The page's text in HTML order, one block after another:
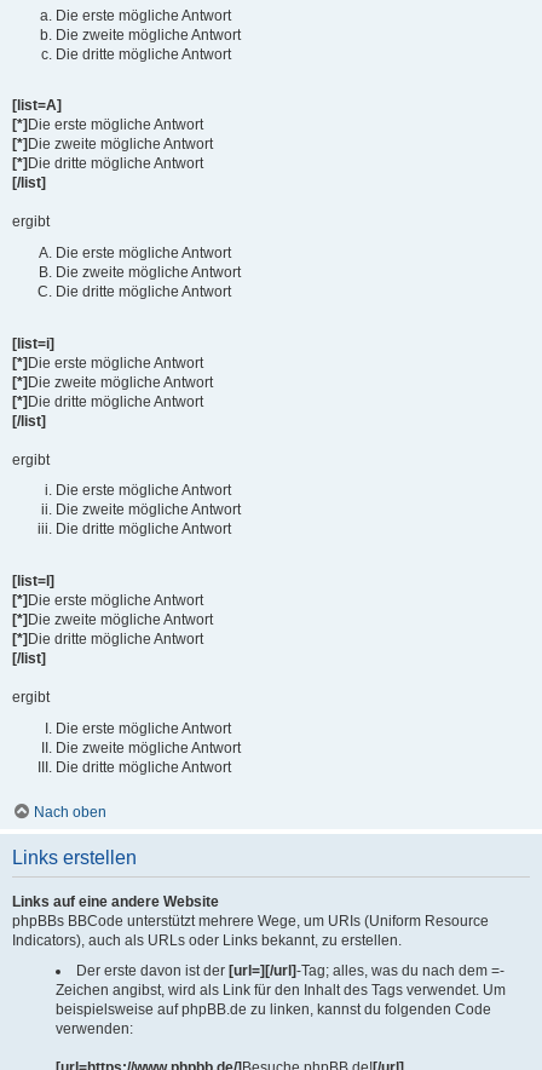
Die erste mögliche Antwort
Die zweite mögliche Antwort
Die dritte mögliche Antwort
[list=A]
[*] Die erste mögliche Antwort
[*] Die zweite mögliche Antwort
[*] Die dritte mögliche Antwort
[/list]
ergibt
Die erste mögliche Antwort
Die zweite mögliche Antwort
Die dritte mögliche Antwort
[list=i]
[*]Die erste mögliche Antwort
[*]Die zweite mögliche Antwort
[*]Die dritte mögliche Antwort
[/list]
ergibt
Die erste mögliche Antwort
Die zweite mögliche Antwort
Die dritte mögliche Antwort
[list=I]
[*] Die erste mögliche Antwort
[*] Die zweite mögliche Antwort
[*] Die dritte mögliche Antwort
[/list]
ergibt
Die erste mögliche Antwort
Die zweite mögliche Antwort
Die dritte mögliche Antwort
Nach oben
Links erstellen
Links auf eine andere Website
phpBBs BBCode unterstützt mehrere Wege, um URIs (Uniform Resource
Indicators), auch als URLs oder Links bekannt, zu erstellen.
Der erste davon ist der [url=][/url]-Tag; alles, was du nach dem =-
Zeichen angibst, wird als Link für den Inhalt des Tags verwendet. Um
beispielsweise auf phpBB.de zu linken, kannst du folgenden Code
verwenden: